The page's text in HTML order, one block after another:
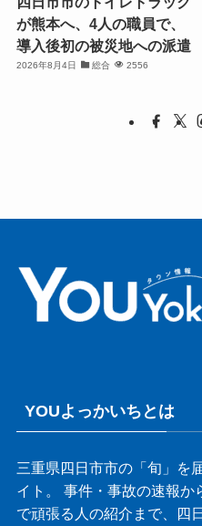
が熊本へ、4人の職員で、
導入後初の被災地への派遣
2026年8月4日 総合 2556
YOUよっかいちとは
三重県四日市市の「旬」を
イト。 事件・事故の速報か
で頑張る人の紹介まで、四